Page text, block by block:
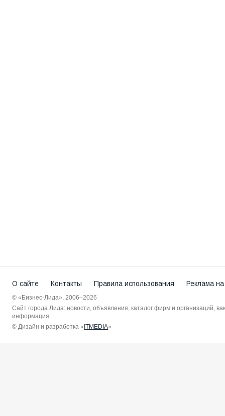
О сайте Контакты Правила использования Реклама
© «Бизнес-Лида», 2006–2026
Сайт города Лида: новости, объявления, каталог фирм и организаций,
информация.
© Дизайн и разработка «ITMEDIA»